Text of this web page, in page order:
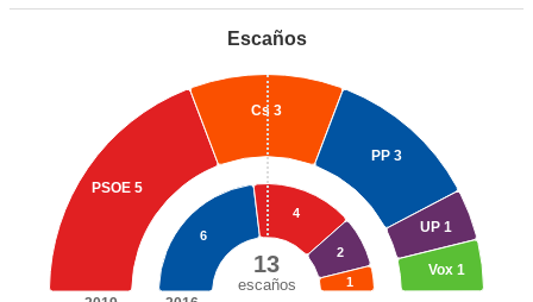
Escaños
13
escaños
PSOE 5
Cs 3
PP 3
UP 1
Vox 1
6
4
2
1